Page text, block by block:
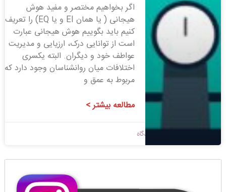
اگر بخواهیم مختصر و مفید هوش
هیجانی ( یا همان EI و یا EQ) را تعریف
کنیم باید بگوییم هوش هیجانی عبارت
است از توانایی درک، ارزیایی و مدیریت
عواطف خود و دیگران. البته یکسری
اختلافات میان روانشناسان وجود دارد که
مربوط به عمق و
مطالعه بیشتر >
بدون دیدگاه